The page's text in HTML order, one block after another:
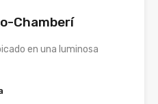
Chamberí
en una luminosa